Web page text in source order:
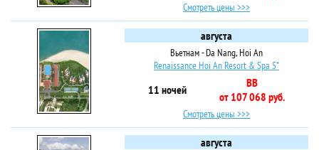
Смотреть цены >>>
августа
Вьетнам - Da Nang, Hoi An
Renaissance Hoi An Resort & Spa 5*
11 ночей
BB
от 107 068 руб.
Смотреть цены >>>
августа